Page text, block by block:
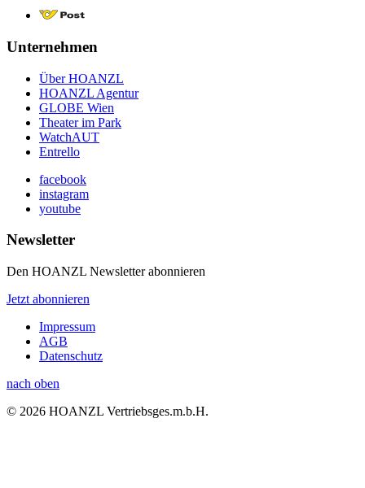
Unternehmen
Über HOANZL
HOANZL Agentur
GLOBE Wien
Theater im Park
WatchAUT
Entrello
facebook
instagram
youtube
Newsletter
Den HOANZL Newsletter abonnieren
Jetzt abonnieren
Impressum
AGB
Datenschutz
nach oben
© 2026 HOANZL Vertriebsges.m.b.H.